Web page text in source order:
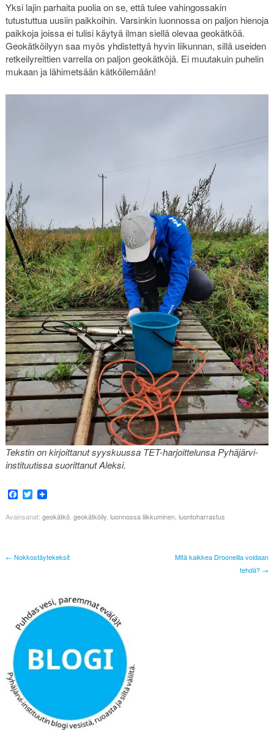
Yksi lajin parhaita puolia on se, että tulee vahingossakin
tutustuttua uusiin paikkoihin. Varsinkin luonnossa on paljon hienoja
paikkoja joissa ei tulisi käytyä ilman siellä olevaa geokätköä.
Geokätköilyyn saa myös yhdistettyä hyvin liikunnan, sillä useiden
retkeilyreittien varrella on paljon geokätköjä. Ei muutakuin puhelin
mukaan ja lähimetsään kätköilemään!
Tekstin on kirjoittanut syyskuussa TET-harjoittelunsa Pyhäjärvi-
instituutissa suorittanut Aleksi.
Facebook
Twitter
Avainsanat: geokätkö, geokätköily, luonnossa liikkuminen, luontoharrastus
← Nokkostäytekeksit
Mitä kaikkea Drooneilla voidaan
tehdä? →